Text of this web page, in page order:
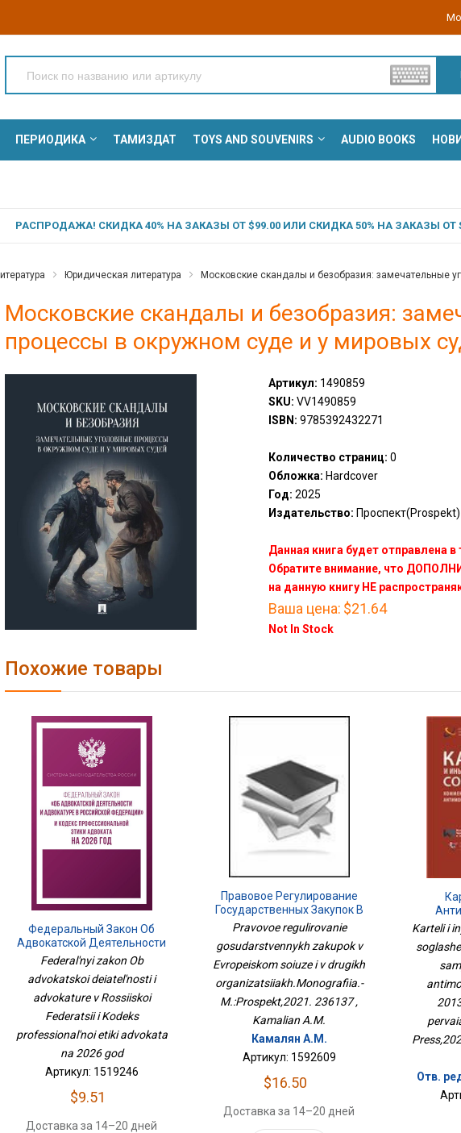
ПЕРИОДИКА ТАМИЗДАТ TOYS AND SOUVENIRS AUDIO BOOKS
РАСПРОДАЖА! СКИДКА 40% НА ЗАКАЗЫ ОТ $99.00 ИЛИ СКИДКА 50% НА ЗАКАЗЫ ОТ
Юридическая литература Московские скандалы и безобразия: замечательные
Московские скандалы и безобразия:
процессы в окружном суде и у мировых
Артикул: 1490859
SKU: VV1490859
ISBN: 9785392432271
Количество страниц: 0
Обложка: Hardcover
Год: 2025
Издательство: Проспект(Prospekt)
Данная книга будет отправлена в
Обратите внимание, что
на данную книгу НЕ
Ваша цена: $21.64
Not In Stock
Похожие товары
Федеральный Закон Об
Адвокатской Деятельности
И Адвокатуре В Российской
Федерации И Кодекс
Профессиональной Этики
Адвоката На 2026 Год
Federal'nyi zakon Ob
advokatskoi deiatel'nosti i
advokature v Rossiiskoi
Federatsii i Kodeks
professional'noi etiki advokata
na 2026 god
Артикул: 1519246
$9.51
Доставка за 14–20 дней
Правовое Регулирование
Государственных Закупок В
Европейском Союзе И В
Других
Организациях.Монография.-
М.:Проспект,2021. 236137
Pravovoe regulirovanie
gosudarstvennykh zakupok v
Evropeiskom soiuze i v drugikh
organizatsiiakh.Monografiia.-
M.:Prospekt,2021. 236137 ,
Kamalian A.M.
Камалян А.М.
Артикул: 1592609
$16.50
Доставка за 14–20 дней
Karteli i
Отв.